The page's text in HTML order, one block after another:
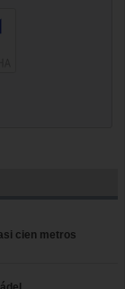
cien metros